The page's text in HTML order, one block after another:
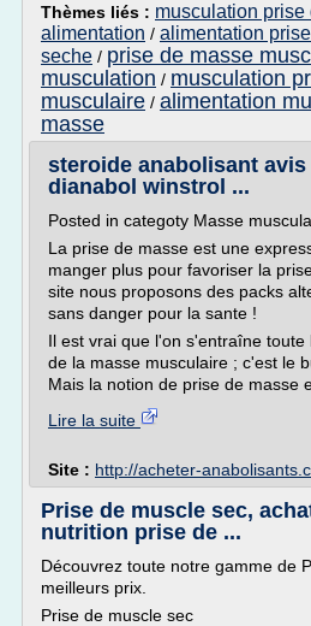
Thèmes liés : musculation
alimentation / alimentation
seche / prise de masse
musculation / musculation
musculaire / alimentation
masse
steroide anabolisant
dianabol winstrol ...
Posted in categoty Masse
La prise de masse est une
manger plus pour favoriser la
site nous proposons des packs
sans danger pour la sante !
Il est vrai que l'on s'entraîne
de la masse musculaire ; c'est le
Mais la notion de prise de masse
Lire la suite
Site : http://acheter-
Prise de muscle sec,
nutrition prise de ...
Découvrez toute notre gamme de
meilleurs prix.
Prise de muscle sec